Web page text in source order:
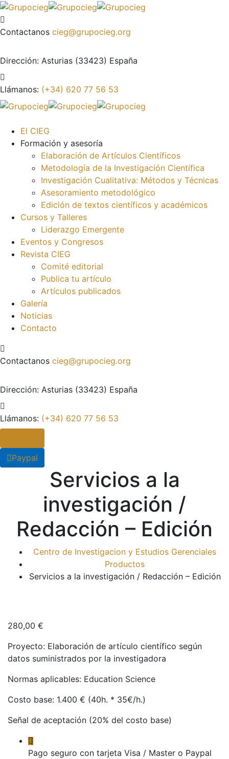
Contactanos cieg@grupocieg.org
Dirección: Asturias (33423) España
Llámanos: (+34) 620 77 56 53
El CIEG
Formación y asesoría
Elaboración de Artículos Científicos
Metodología de la Investigación Científica
Investigación Cualitativa: Métodos y Técnicas
Asesoramiento metodológico
Edición de textos científicos y académicos
Cursos y Talleres
Liderazgo Emergente
Eventos y Congresos
Revista CIEG
Comité editorial
Publica tu artículo
Artículos publicados
Galería
Noticias
Contacto
Contactanos cieg@grupocieg.org
Dirección: Asturias (33423) España
Llámanos: (+34) 620 77 56 53
Paypal
Servicios a la
investigación /
Redacción – Edición
Centro de Investigacion y Estudios Gerenciales
Productos
Servicios a la investigación / Redacción – Edición
280,00 €
Proyecto: Elaboración de artículo científico según
datos suministrados por la investigadora
Normas aplicables: Education Science
Costo base: 1.400 € (40h. * 35€/h.)
Señal de aceptación (20% del costo base)
Pago seguro con tarjeta Visa / Master o Paypal